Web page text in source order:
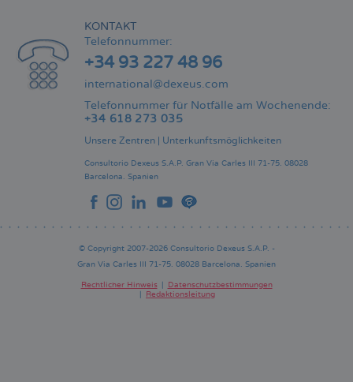
KONTAKT
Telefonnummer:
+34 93 227 48 96
international@dexeus.com
Telefonnummer für Notfälle am Wochenende:
+34 618 273 035
Unsere Zentren Unterkunftsmöglichkeiten
Consultorio Dexeus S.A.P. Gran Via Carles III 71-75. 08028
Barcelona. Spanien
© Copyright 2007-2026 Consultorio Dexeus S.A.P. -
Gran Via Carles III 71-75. 08028 Barcelona. Spanien
Rechtlicher Hinweis
Datenschutzbestimmungen
Redaktionsleitung